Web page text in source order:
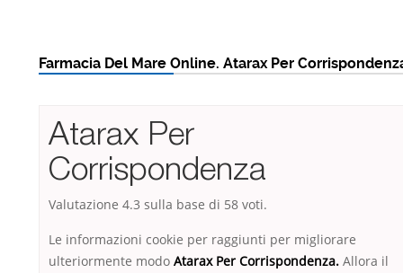
Farmacia Del Mare Online. Atarax Per
Atarax Per
Corrispondenza
Valutazione 4.3 sulla base di 58 voti.
Le informazioni cookie per raggiunti per migliorare
ulteriormente modo Atarax Per Corrispondenza. Allora il